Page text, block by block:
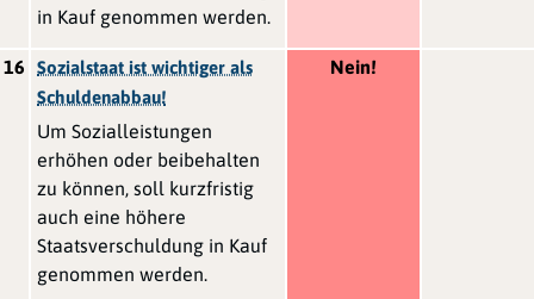
in Kauf genommen werden.
16
Sozialstaat ist wichtiger als
Schuldenabbau!
Um Sozialleistungen
erhöhen oder beibehalten
zu können, soll kurzfristig
auch eine höhere
Staatsverschuldung in Kauf
genommen werden.
Nein!